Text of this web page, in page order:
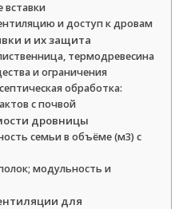
вставки
и доступ к дровам
и их защита
термодревесина
и ограничения
обработка:
с почвой
дровницы
семьи в объёме (м3) с
модульность и
для